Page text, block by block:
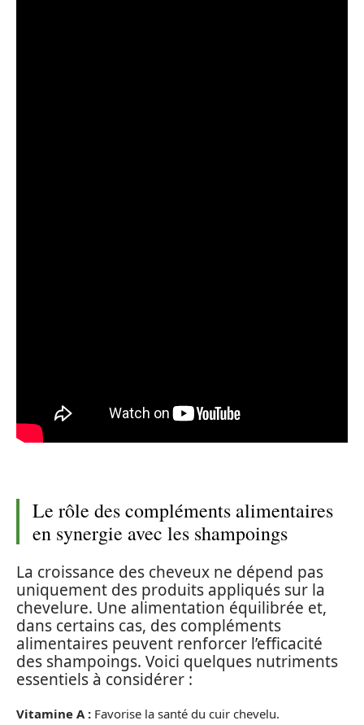
Le rôle des compléments alimentaires
en synergie avec les shampoings
La croissance des cheveux ne dépend pas
uniquement des produits appliqués sur la
chevelure. Une alimentation équilibrée et,
dans certains cas, des compléments
alimentaires peuvent renforcer l’efficacité
des shampoings. Voici quelques nutriments
essentiels à considérer :
Vitamine A : Favorise la santé du cuir chevelu.